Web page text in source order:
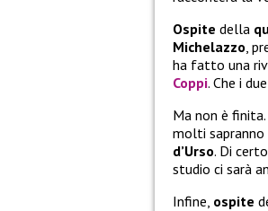
Ospite della
Michelazzo,
ha fatto una
Coppi. Che i
Ma non è finita.
molti sapranno
d’Urso. Di
studio ci sarà
Infine, ospite